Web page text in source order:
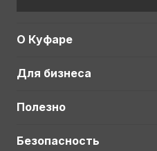
О Куфаре
Для бизнеса
Полезно
Безопасность